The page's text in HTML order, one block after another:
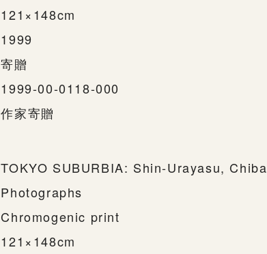
121×148cm
1999
寄贈
1999-00-0118-000
作家寄贈
TOKYO SUBURBIA: Shin-Urayasu, Chiba
Photographs
Chromogenic print
121×148cm